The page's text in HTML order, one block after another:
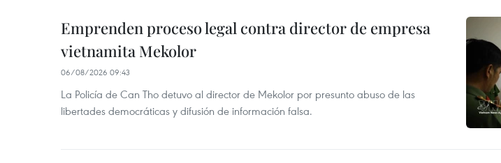
Emprenden proceso legal contra director de empresa
vietnamita Mekolor
06/08/2026 09:43
La Policía de Can Tho detuvo al director de Mekolor por presunto abuso de las
libertades democráticas y difusión de información falsa.